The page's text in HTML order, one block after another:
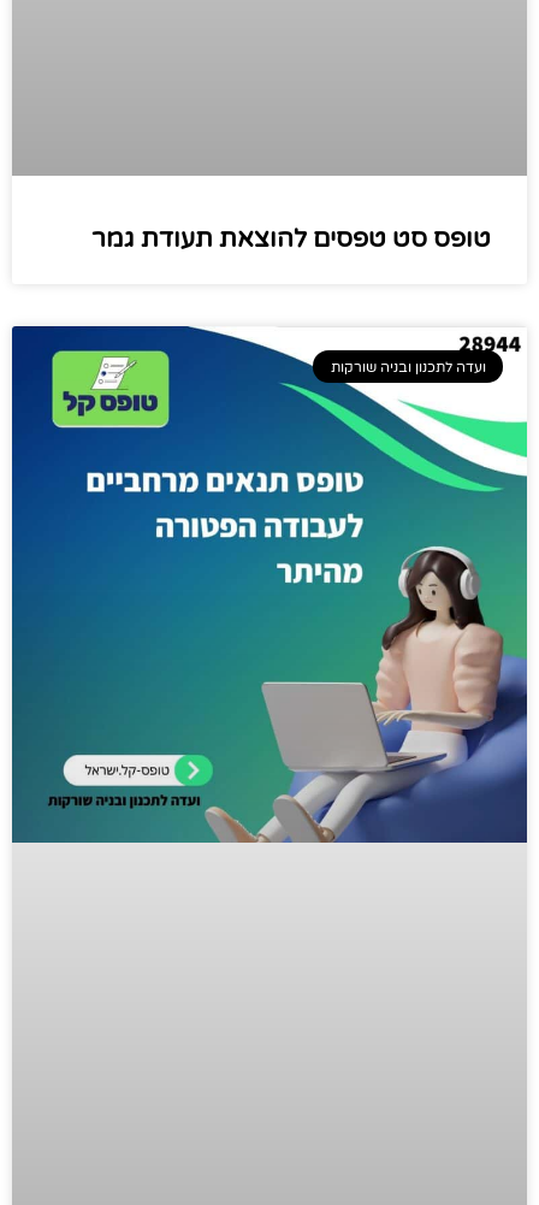
טופס סט טפסים להוצאת תעודת גמר
ועדה לתכנון ובניה שורקות